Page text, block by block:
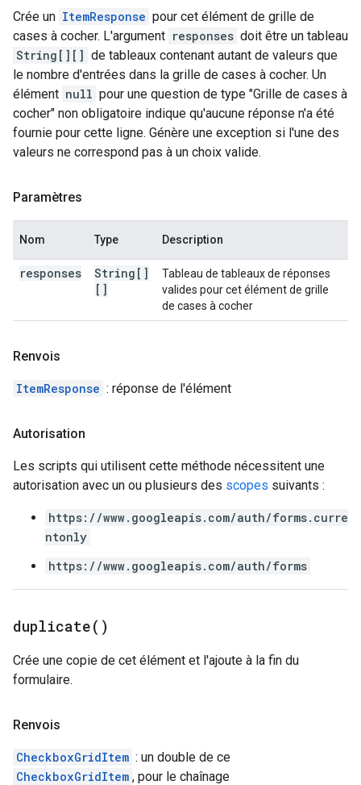
Crée un ItemResponse pour cet élément de grille de
cases à cocher. L'argument responses doit être un tableau
String[][] de tableaux contenant autant de valeurs que
le nombre d'entrées dans la grille de cases à cocher. Un
élément null pour une question de type "Grille de cases à
cocher" non obligatoire indique qu'aucune réponse n'a été
fournie pour cette ligne. Génère une exception si l'une des
valeurs ne correspond pas à un choix valide.
Paramètres
Nom Type Description
responses
String[]
[]
Tableau de tableaux de réponses
valides pour cet élément de grille
de cases à cocher
Renvois
ItemResponse : réponse de l'élément
Autorisation
Les scripts qui utilisent cette méthode nécessitent une
autorisation avec un ou plusieurs des scopes suivants :
https://www.googleapis.com/auth/forms.curre
ntonly
https://www.googleapis.com/auth/forms
duplicate( )
Crée une copie de cet élément et l'ajoute à la fin du
formulaire.
Renvois
CheckboxGridItem : un double de ce
CheckboxGridItem , pour le chaînage